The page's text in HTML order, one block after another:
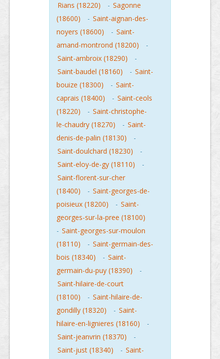
Rians (18220)
- Sagonne
(18600)
- Saint-aignan-des-
noyers (18600)
- Saint-
amand-montrond (18200)
-
Saint-ambroix (18290)
-
Saint-baudel (18160)
- Saint-
bouize (18300)
- Saint-
caprais (18400)
- Saint-ceols
(18220)
- Saint-christophe-
le-chaudry (18270)
- Saint-
denis-de-palin (18130)
-
Saint-doulchard (18230)
-
Saint-eloy-de-gy (18110)
-
Saint-florent-sur-cher
(18400)
- Saint-georges-de-
poisieux (18200)
- Saint-
georges-sur-la-pree (18100)
- Saint-georges-sur-moulon
(18110)
- Saint-germain-des-
bois (18340)
- Saint-
germain-du-puy (18390)
-
Saint-hilaire-de-court
(18100)
- Saint-hilaire-de-
gondilly (18320)
- Saint-
hilaire-en-lignieres (18160)
-
Saint-jeanvrin (18370)
-
Saint-just (18340)
- Saint-